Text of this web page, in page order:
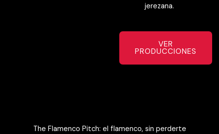
jerezana.
VER
PRODUCCIONES
The Flamenco Pitch: el flamenco, sin perderte